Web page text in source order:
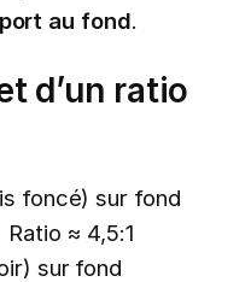
au fond.
d’un ratio
foncé) sur fond
≈ 4,5:1
sur fond